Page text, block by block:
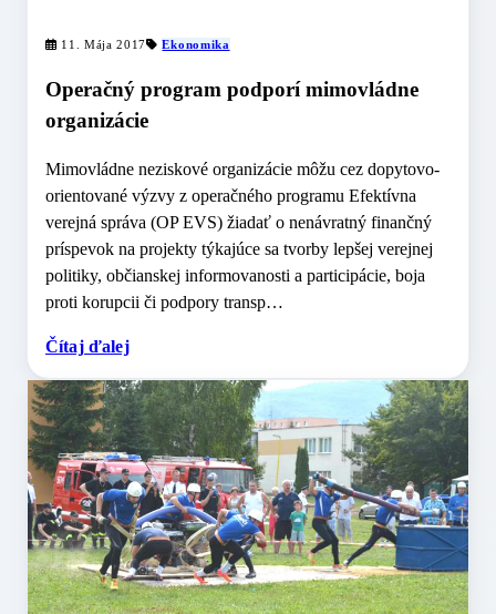
11. Mája 2017 Ekonomika
Operačný program podporí mimovládne
organizácie
Mimovládne neziskové organizácie môžu cez dopytovo-
orientované výzvy z operačného programu Efektívna
verejná správa (OP EVS) žiadať o nenávratný finančný
príspevok na projekty týkajúce sa tvorby lepšej verejnej
politiky, občianskej informovanosti a participácie, boja
proti korupcii či podpory transp…
Čítaj ďalej